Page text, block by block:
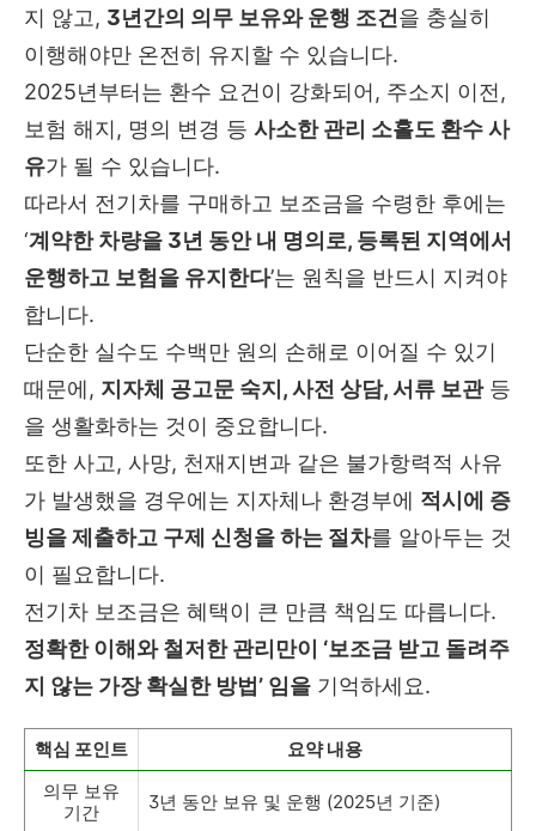
지 않고, 3년간의 의무 보유와 운행 조건을 충실히
이행해야만 온전히 유지할 수 있습니다.
2025년부터는 환수 요건이 강화되어, 주소지 이전,
보험 해지, 명의 변경 등 사소한 관리 소홀도 환수 사
유가 될 수 있습니다.
따라서 전기차를 구매하고 보조금을 수령한 후에는
‘계약한 차량을 3년 동안 내 명의로, 등록된 지역에서
운행하고 보험을 유지한다’는 원칙을 반드시 지켜야
합니다.
단순한 실수도 수백만 원의 손해로 이어질 수 있기
때문에, 지자체 공고문 숙지, 사전 상담, 서류 보관등
을 생활화하는 것이 중요합니다.
또한 사고, 사망, 천재지변과 같은 불가항력적 사유
가 발생했을 경우에는 지자체나 환경부에 적시에 증
빙을 제출하고 구제 신청을 하는 절차를 알아두는 것
이 필요합니다.
전기차 보조금은 혜택이 큰 만큼 책임도 따릅니다.
정확한 이해와 철저한 관리만이 ‘보조금 받고 돌려주
지 않는 가장 확실한 방법’ 임을 기억하세요.
핵심 포인트
요약 내용
의무 보유
기간
3년 동안 보유 및 운행 (2025년 기준)